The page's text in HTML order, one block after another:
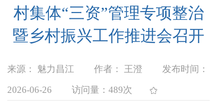
村集体“三资”管理专项整治
暨乡村振兴工作推进会召开
来源： 魅力昌江 作者： 王澄 发布时间：
2026-06-26 访问量： 489次